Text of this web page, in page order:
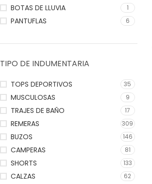
BOTAS DE LLUVIA 1
PANTUFLAS 6
TIPO DE INDUMENTARIA
TOPS DEPORTIVOS 35
MUSCULOSAS 9
TRAJES DE BAÑO 17
REMERAS 309
BUZOS 146
CAMPERAS 81
SHORTS 133
CALZAS 62